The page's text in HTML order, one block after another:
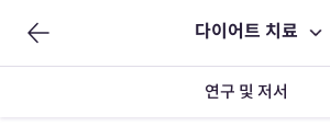
다이어트 치료
연구 및 저서